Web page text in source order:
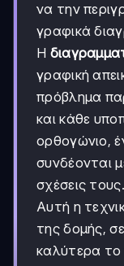
να την
γραφικά
Η
γραφική
πρόβλημα
και κάθε
ορθογώνιο,
συνδέονται
σχέσεις τους.
Αυτή η
της δομής,
καλύτερα το